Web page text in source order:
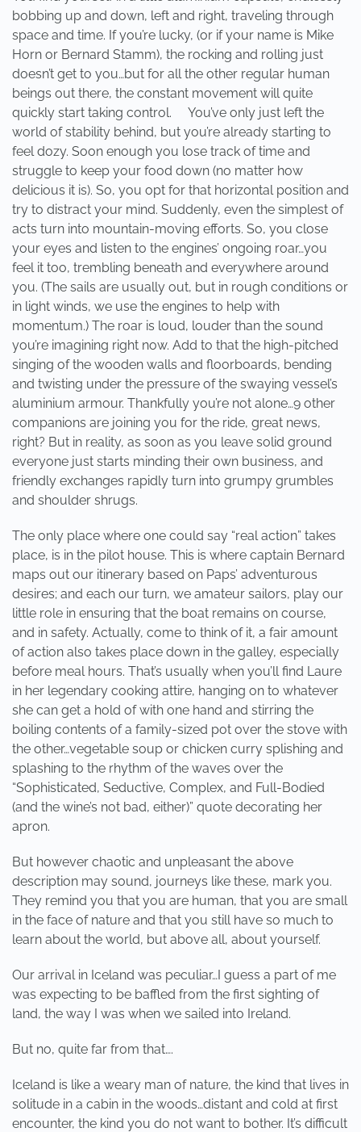
bobbing up and down, left and right, traveling through
space and time. If you’re lucky, (or if your name is Mike
Horn or Bernard Stamm), the rocking and rolling just
doesn’t get to you…but for all the other regular human
beings out there, the constant movement will quite
quickly start taking control. You’ve only just left the
world of stability behind, but you’re already starting to
feel dozy. Soon enough you lose track of time and
struggle to keep your food down (no matter how
delicious it is). So, you opt for that horizontal position and
try to distract your mind. Suddenly, even the simplest of
acts turn into mountain-moving efforts. So, you close
your eyes and listen to the engines’ ongoing roar…you
feel it too, trembling beneath and everywhere around
you. (The sails are usually out, but in rough conditions or
in light winds, we use the engines to help with
momentum.) The roar is loud, louder than the sound
you’re imagining right now. Add to that the high-pitched
singing of the wooden walls and floorboards, bending
and twisting under the pressure of the swaying vessel’s
aluminium armour. Thankfully you’re not alone…9 other
companions are joining you for the ride, great news,
right? But in reality, as soon as you leave solid ground
everyone just starts minding their own business, and
friendly exchanges rapidly turn into grumpy grumbles
and shoulder shrugs.
The only place where one could say “real action” takes
place, is in the pilot house. This is where captain Bernard
maps out our itinerary based on Paps’ adventurous
desires; and each our turn, we amateur sailors, play our
little role in ensuring that the boat remains on course,
and in safety. Actually, come to think of it, a fair amount
of action also takes place down in the galley, especially
before meal hours. That’s usually when you’ll find Laure
in her legendary cooking attire, hanging on to whatever
she can get a hold of with one hand and stirring the
boiling contents of a family-sized pot over the stove with
the other…vegetable soup or chicken curry splishing and
splashing to the rhythm of the waves over the
“Sophisticated, Seductive, Complex, and Full-Bodied
(and the wine’s not bad, either)” quote decorating her
apron.
But however chaotic and unpleasant the above
description may sound, journeys like these, mark you.
They remind you that you are human, that you are small
in the face of nature and that you still have so much to
learn about the world, but above all, about yourself.
Our arrival in Iceland was peculiar…I guess a part of me
was expecting to be baffled from the first sighting of
land, the way I was when we sailed into Ireland.
But no, quite far from that….
Iceland is like a weary man of nature, the kind that lives in
solitude in a cabin in the woods…distant and cold at first
encounter, the kind you do not want to bother. It’s difficult